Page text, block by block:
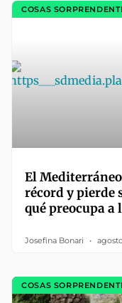
COSAS
El
récord y pierde
qué preocupa a
Josefina Bonari
COSAS